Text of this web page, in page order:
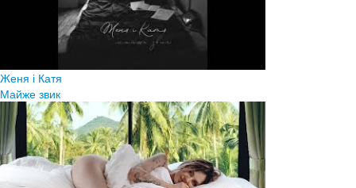
Женя і Катя
Майже звик